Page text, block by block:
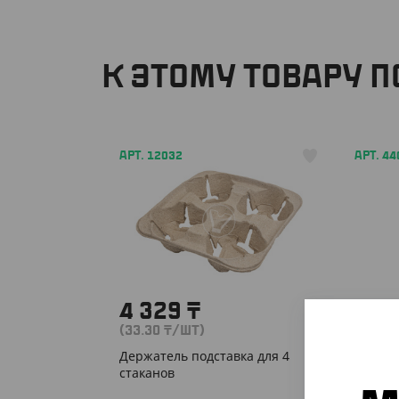
К ЭТОМУ ТОВАРУ
АРТ. 12032
4 329 ₸
(33.30 ₸/ШТ)
Держатель подставка для 4
стаканов
АРТ.